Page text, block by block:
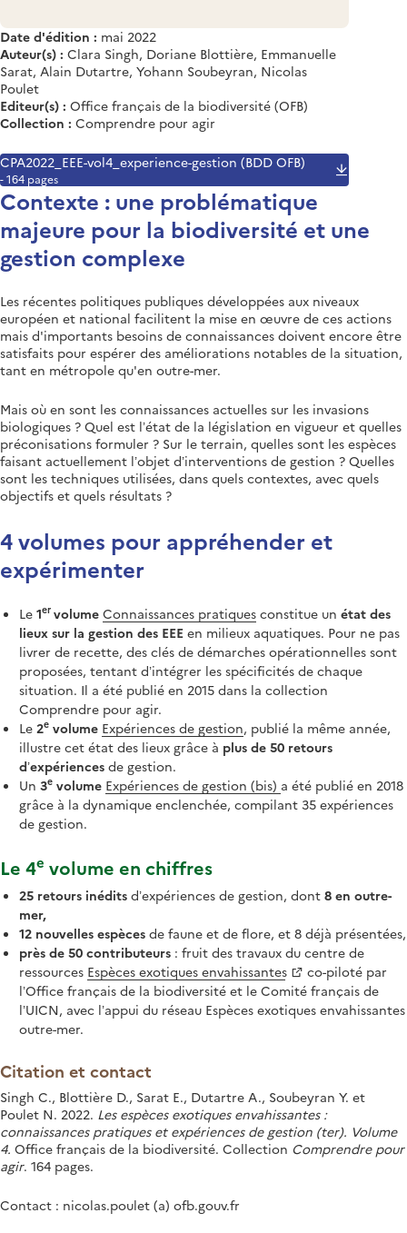
Date d'édition : mai 2022
Auteur(s) : Clara Singh, Doriane Blottière, Emmanuelle
Sarat, Alain Dutartre, Yohann Soubeyran, Nicolas
Poulet
Editeur(s) : Office français de la biodiversité (OFB)
Collection : Comprendre pour agir
CPA2022_EEE-vol4_experience-gestion (BDD OFB)
- 164 pages
Contexte : une problématique
majeure pour la biodiversité et une
gestion complexe
Les récentes politiques publiques développées aux niveaux
européen et national facilitent la mise en œuvre de ces actions
mais d'importants besoins de connaissances doivent encore être
satisfaits pour espérer des améliorations notables de la situation,
tant en métropole qu'en outre-mer.
Mais où en sont les connaissances actuelles sur les invasions
biologiques ? Quel est l’état de la législation en vigueur et quelles
préconisations formuler ? Sur le terrain, quelles sont les espèces
faisant actuellement l’objet d’interventions de gestion ? Quelles
sont les techniques utilisées, dans quels contextes, avec quels
objectifs et quels résultats ?
4 volumes pour appréhender et
expérimenter
Le 1er volume Connaissances pratiques constitue un état des
lieux sur la gestion des EEE en milieux aquatiques. Pour ne pas
livrer de recette, des clés de démarches opérationnelles sont
proposées, tentant d’intégrer les spécificités de chaque
situation. Il a été publié en 2015 dans la collection
Comprendre pour agir.
Le 2e volume Expériences de gestion, publié la même année,
illustre cet état des lieux grâce à plus de 50 retours
d’expériences de gestion.
Un 3e volume Expériences de gestion (bis) a été publié en 2018
grâce à la dynamique enclenchée, compilant 35 expériences
de gestion.
Le 4e volume en chiffres
25 retours inédits d’expériences de gestion, dont 8 en outre-
mer,
12 nouvelles espèces de faune et de flore, et 8 déjà présentées,
près de 50 contributeurs : fruit des travaux du centre de
ressources Espèces exotiques envahissantes
co-piloté par
l’Office français de la biodiversité et le Comité français de
l’UICN, avec l’appui du réseau Espèces exotiques envahissantes
outre-mer.
Citation et contact
Singh C., Blottière D., Sarat E., Dutartre A., Soubeyran Y. et
Poulet N. 2022. Les espèces exotiques envahissantes :
connaissances pratiques et expériences de gestion (ter). Volume
4. Office français de la biodiversité. Collection Comprendre pour
agir. 164 pages.
Contact : nicolas.poulet (a) ofb.gouv.fr